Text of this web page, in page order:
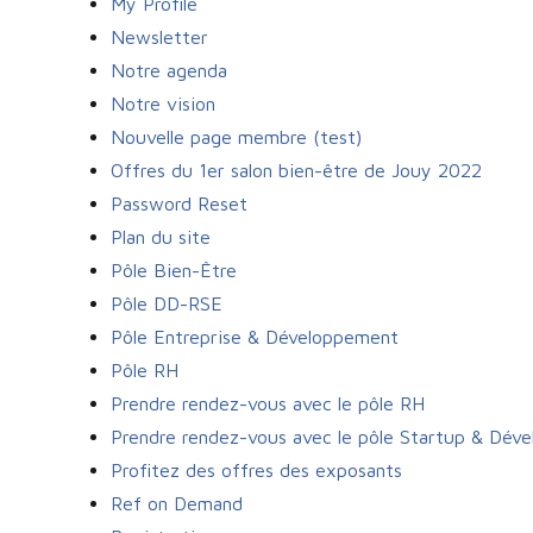
Newsletter
Notre agenda
Notre vision
Nouvelle page membre (test)
Offres du 1er salon bien-être de Jouy 2022
Password Reset
Plan du site
Pôle Bien-Être
Pôle DD-RSE
Pôle Entreprise & Développement
Pôle RH
Prendre rendez-vous avec le pôle RH
Prendre rendez-vous avec le pôle Startup &
Profitez des offres des exposants
Ref on Demand